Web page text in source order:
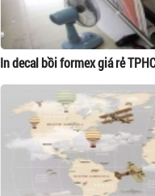
In decal bồi formex giá rẻ